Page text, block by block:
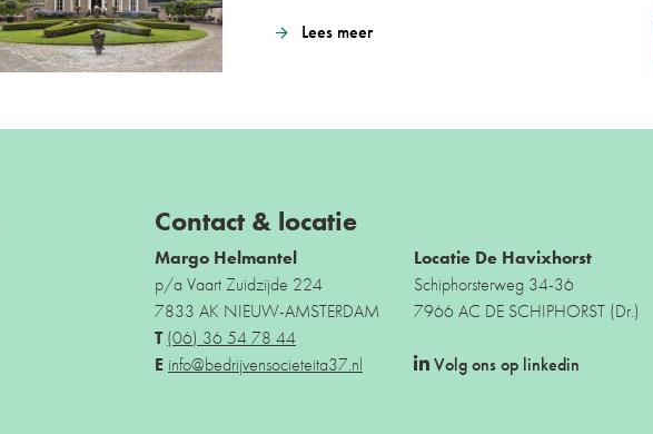
Lees meer
Contact & locatie
Margo Helmantel
p/a Vaart Zuidzijde 224
7833 AK NIEUW-AMSTERDAM
T (06) 36 54 78 44
E info@bedrijvensocieteita37.nl
Locatie De Havixhorst
Schiphorsterweg 34-36
7966 AC DE SCHIPHORST (Dr.)
Volg ons op linkedin